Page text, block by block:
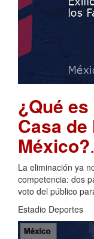
¿Qué
Casa
México?
La eliminación ya
competencia: dos
voto del público
Estadio Deportes